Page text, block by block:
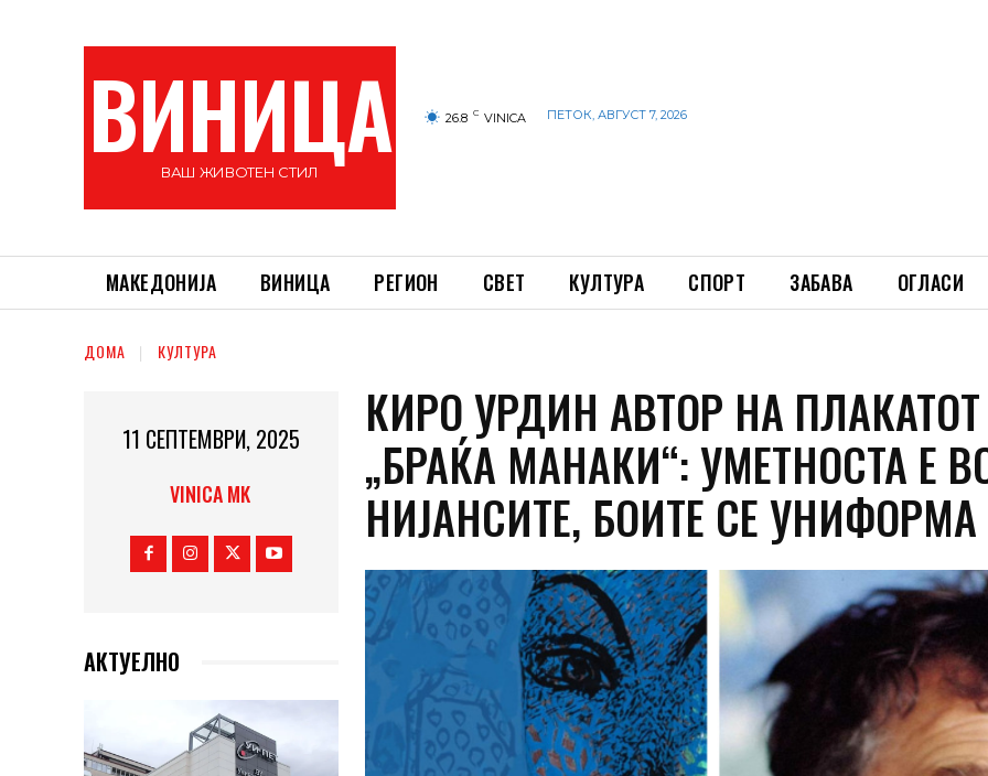
ВИНИЦА
ВАШ ЖИВОТЕН СТИЛ
26.8 C VINICA ПЕТОК, АВГУСТ 7, 2026
МАКЕДОНИЈА ВИНИЦА РЕГИОН СВЕТ КУЛТУРА СПОРТ ЗАБАВА ОГЛАСИ
ДОМА КУЛТУРА
11 СЕПТЕМВРИ, 2025
VINICA MK
АКТУЕЛНО
КИРО УРДИН АВТОР НА
„БРАЌА МАНАКИ“: УМЕТНОСТА Е
НИЈАНСИТЕ, БОИТЕ СЕ УНИФОРМА